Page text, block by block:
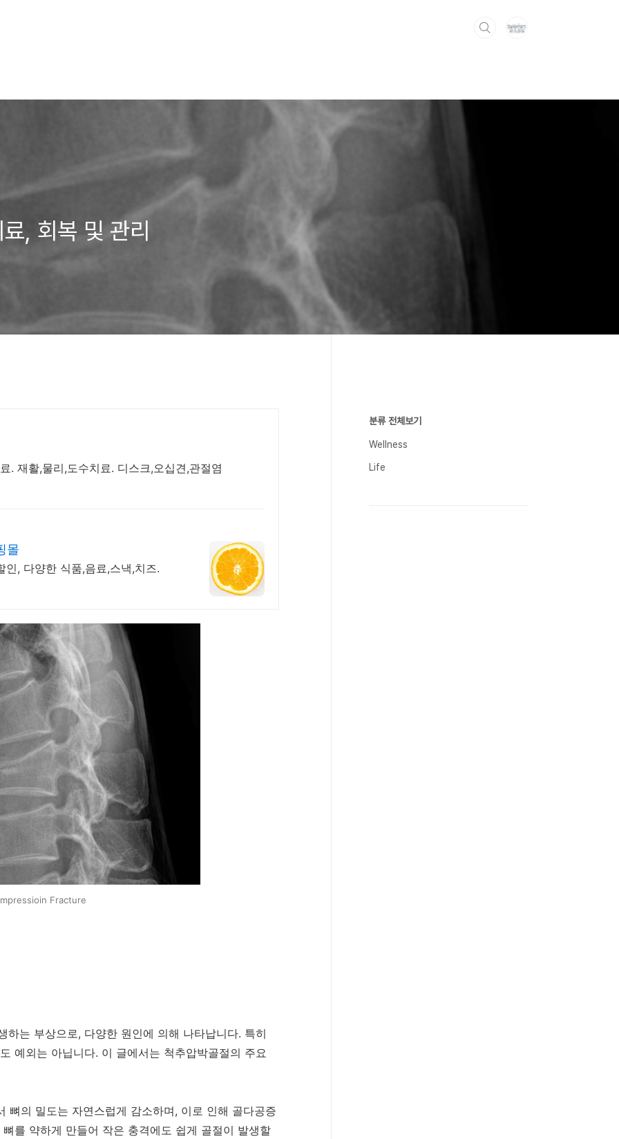
, 회복 및 관리
. 재활,물리,도수치료. 디스크,오십견,관절염
몰
, 다양한 식품,음료,스낵,치즈.
Fracture
하는 부상으로, 다양한 원인에 의해 나타납니다. 특히
예외는 아닙니다. 이 글에서는 척추압박골절의 주요
뼈의 밀도는 자연스럽게 감소하며, 이로 인해 골다공증
를 약하게 만들어 작은 충격에도 쉽게 골절이 발생할
분류 전체보기
Wellness
Life